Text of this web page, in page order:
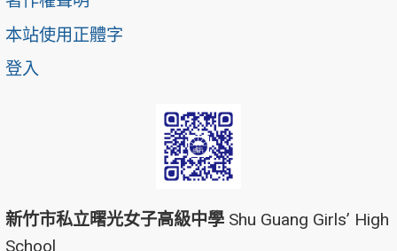
本站使用正體字
登入
新竹市私立曙光女子高級中學 Shu Guang Girls’ High
School